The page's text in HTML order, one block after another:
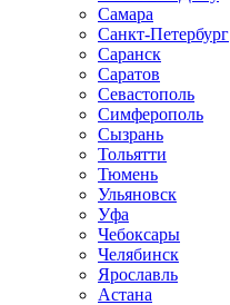
Самара
Санкт-Петербург
Саранск
Саратов
Севастополь
Симферополь
Сызрань
Тольятти
Тюмень
Ульяновск
Уфа
Чебоксары
Челябинск
Ярославль
Астана